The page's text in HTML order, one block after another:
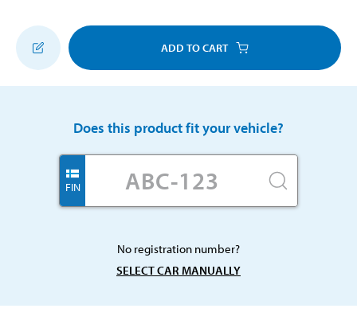
ADD TO CART
Does this product fit your vehicle?
FIN
No registration number?
SELECT CAR MANUALLY